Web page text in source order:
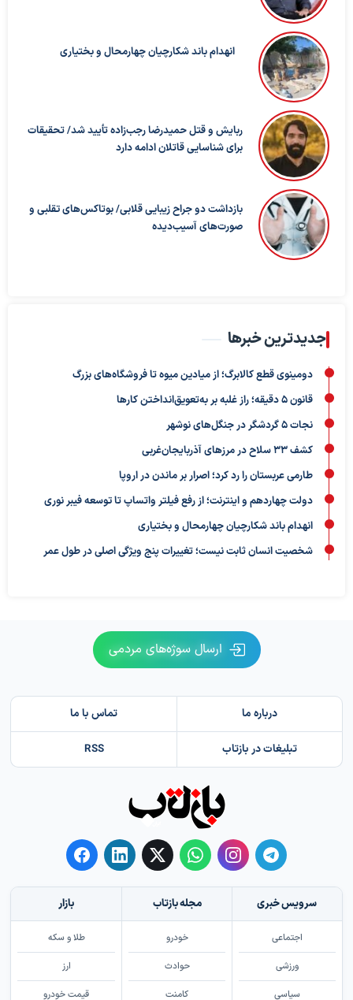
انهدام باند شکارچیان چهارمحال و بختیاری
ربایش و قتل حمیدرضا رجب‌زاده تأیید شد/ تحقیقات
برای شناسایی قاتلان ادامه دارد
بازداشت دو جراح زیبایی قلابی/ بوتاکس‌های تقلبی و
صورت‌های آسیب‌دیده
جدیدترین خبرها
دومینوی قطع کالابرگ؛ از میادین میوه تا فروشگاه‌های بزرگ
قانون ۵ دقیقه؛ راز غلبه بر به‌تعویق‌انداختن کارها
نجات ۵ گردشگر در جنگل‌های نوشهر
کشف ۳۳ سلاح در مرزهای آذربایجان‌غربی
طارمی عربستان را رد کرد؛ اصرار بر ماندن در اروپا
دولت چهاردهم و اینترنت؛ از رفع فیلتر واتساپ تا توسعه فیبر نوری
انهدام باند شکارچیان چهارمحال و بختیاری
شخصیت انسان ثابت نیست؛ تغییرات پنج ویژگی اصلی در طول عمر
ارسال سوژه‌های مردمی
درباره ما تماس با ما
تبلیغات در بازتاب RSS
سرویس خبری
اجتماعی
ورزشی
سیاسی
مجله بازتاب
خودرو
حوادث
کامنت
بازار
طلا و سکه
ارز
قیمت خودرو